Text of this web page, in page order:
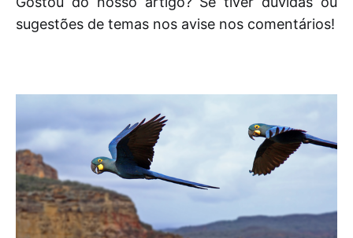
sugestões de temas nos avise nos comentários!